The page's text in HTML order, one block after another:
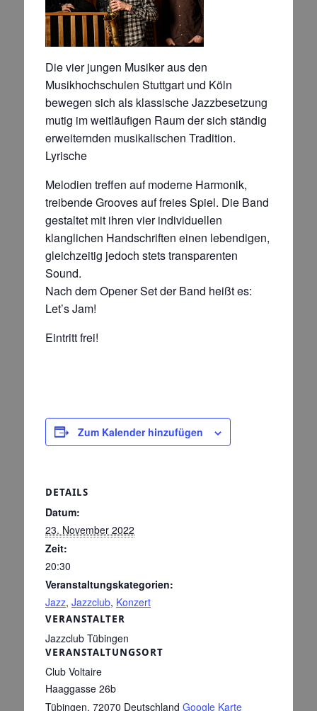
Die vier jungen Musiker aus den
Musikhochschulen Stuttgart und Köln
bewegen sich als klassische Jazzbesetzung
mutig im weitläufigen Raum der sich ständig
erweiternden musikalischen Tradition.
Lyrische
Melodien treffen auf moderne Harmonik,
treibende Grooves auf freies Spiel. Die Band
gestaltet mit ihren vier individuellen
klanglichen Handschriften einen lebendigen,
gleichzeitig jedoch stets transparenten
Sound.
Nach dem Opener Set der Band heißt es:
Let’s Jam!
Eintritt frei!
Zum Kalender hinzufügen
DETAILS
Datum:
23. November 2022
Zeit:
20:30
Veranstaltungskategorien:
Jazz, Jazzclub, Konzert
VERANSTALTUNGSORT
Club Voltaire
Haaggasse 26b
Tübingen, 72070 Deutschland Google Karte
VERANSTALTER
Jazzclub Tübingen